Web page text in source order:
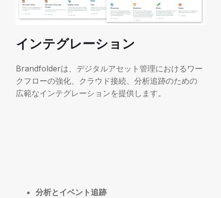
インテグレーション
Brandfolderは、デジタルアセット管理におけるワー
クフローの強化、クラウド接続、分析追跡のための
広範なインテグレーションを提供します。
分析とイベント追跡